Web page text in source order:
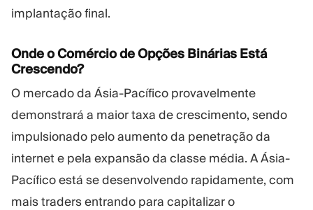
implantação final.
Onde o Comércio de Opções Binárias Está
Crescendo?
O mercado da Ásia-Pacífico provavelmente
demonstrará a maior taxa de crescimento, sendo
impulsionado pelo aumento da penetração da
internet e pela expansão da classe média. A Ásia-
Pacífico está se desenvolvendo rapidamente, com
mais traders entrando para capitalizar o